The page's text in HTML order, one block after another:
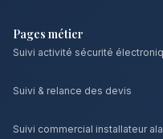
Pages métier
Suivi activité sécurité
Suivi & relance des devis
Suivi commercial installateur